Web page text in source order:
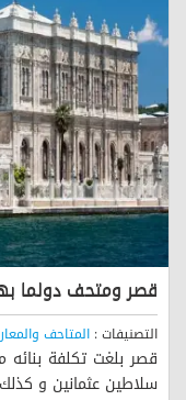
قصر ومتحف دولما
التصنيفات : المتاحف
سلاطين عثمانين و